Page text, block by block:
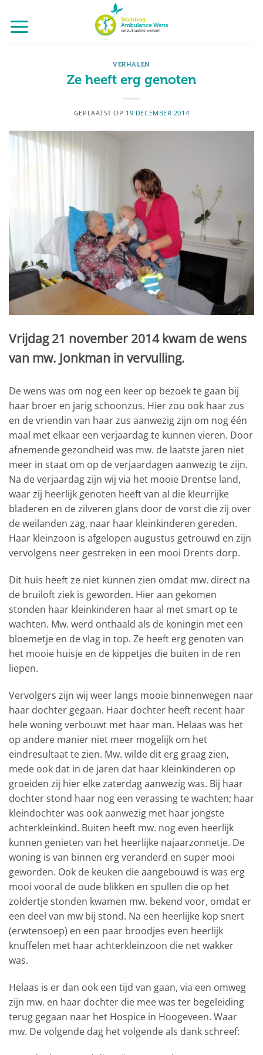
naar
inhoud
VERHALEN
Ze heeft erg genoten
GEPLAATST OP 19 DECEMBER 2014
Vrijdag 21 november 2014 kwam de wens
van mw. Jonkman in vervulling.
De wens was om nog een keer op bezoek te gaan bij
haar broer en jarig schoonzus. Hier zou ook haar zus
en de vriendin van haar zus aanwezig zijn om nog één
maal met elkaar een verjaardag te kunnen vieren. Door
afnemende gezondheid was mw. de laatste jaren niet
meer in staat om op de verjaardagen aanwezig te zijn.
Na de verjaardag zijn wij via het mooie Drentse land,
waar zij heerlijk genoten heeft van al die kleurrijke
bladeren en de zilveren glans door de vorst die zij over
de weilanden zag, naar haar kleinkinderen gereden.
Haar kleinzoon is afgelopen augustus getrouwd en zijn
vervolgens neer gestreken in een mooi Drents dorp.
Dit huis heeft ze niet kunnen zien omdat mw. direct na
de bruiloft ziek is geworden. Hier aan gekomen
stonden haar kleinkinderen haar al met smart op te
wachten. Mw. werd onthaald als de koningin met een
bloemetje en de vlag in top. Ze heeft erg genoten van
het mooie huisje en de kippetjes die buiten in de ren
liepen.
Vervolgers zijn wij weer langs mooie binnenwegen naar
haar dochter gegaan. Haar dochter heeft recent haar
hele woning verbouwt met haar man. Helaas was het
op andere manier niet meer mogelijk om het
eindresultaat te zien. Mw. wilde dit erg graag zien,
mede ook dat in de jaren dat haar kleinkinderen op
groeiden zij hier elke zaterdag aanwezig was. Bij haar
dochter stond haar nog een verassing te wachten; haar
kleindochter was ook aanwezig met haar jongste
achterkleinkind. Buiten heeft mw. nog even heerlijk
kunnen genieten van het heerlijke najaarzonnetje. De
woning is van binnen erg veranderd en super mooi
geworden. Ook de keuken die aangebouwd is was erg
mooi vooral de oude blikken en spullen die op het
zoldertje stonden kwamen mw. bekend voor, omdat er
een deel van mw bij stond. Na een heerlijke kop snert
(erwtensoep) en een paar broodjes even heerlijk
knuffelen met haar achterkleinzoon die net wakker
was.
Helaas is er dan ook een tijd van gaan, via een omweg
zijn mw. en haar dochter die mee was ter begeleiding
terug gegaan naar het Hospice in Hoogeveen. Waar
mw. De volgende dag het volgende als dank schreef: